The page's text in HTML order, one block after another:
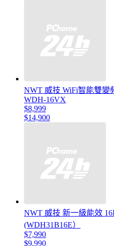
NWT 威技 WiFi智能雙變
WDH-16VX
$8,999
$14,900
NWT 威技 新一級能效
(WDH31B16E）
$7,990
$9,990